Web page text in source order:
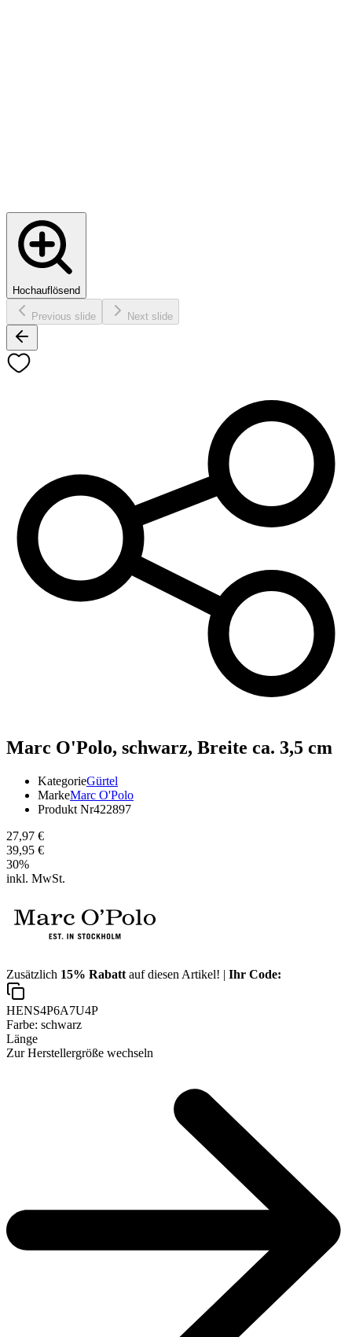
Hochauflösend
Previous slide Next slide
Marc O'Polo, schwarz, Breite ca. 3,5 cm
KategorieGürtel
MarkeMarc O'Polo
Produkt Nr422897
27,97 €
39,95 €
30%
inkl. MwSt.
Zusätzlich 15% Rabatt auf diesen Artikel! | Ihr Code:
HENS4P6A7U4P
Farbe: schwarz
Länge
Zur Herstellergröße wechseln